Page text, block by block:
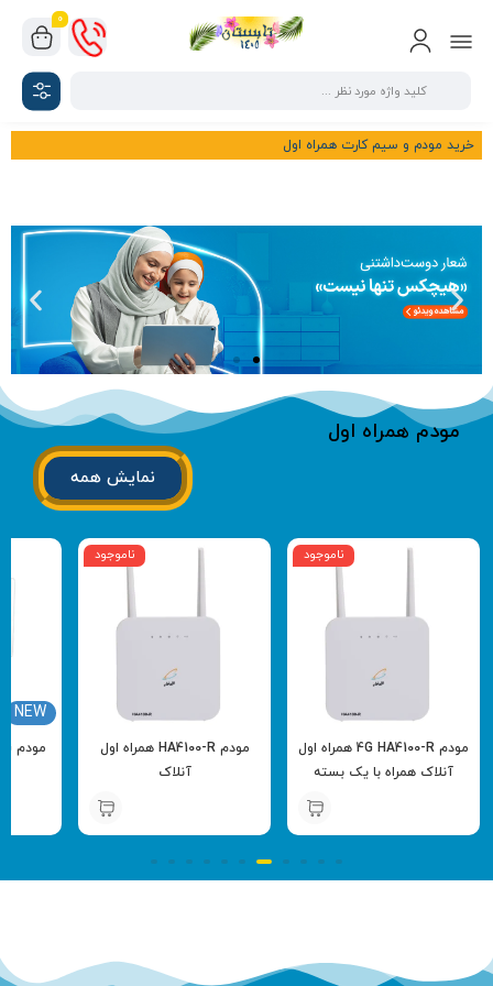
0
خرید مودم و سیم کارت همراه اول
مودم همراه اول
نمایش همه
ناموجود
مودم 4G HA4100-R همراه اول
آنلاک همراه با یک بسته
ناموجود
مودم HA4100-R همراه اول
آنلاک
NEW